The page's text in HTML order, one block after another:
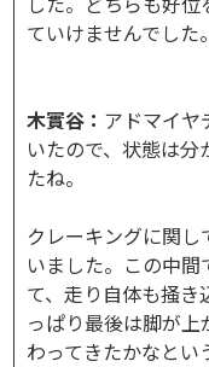
ていけませんでした。
木實谷： アドマイヤ
いたので、状態は
たね。
クレーキングに関
いました。この中
て、走り自体も掻き
っぱり最後は脚が上
わってきたかなとい